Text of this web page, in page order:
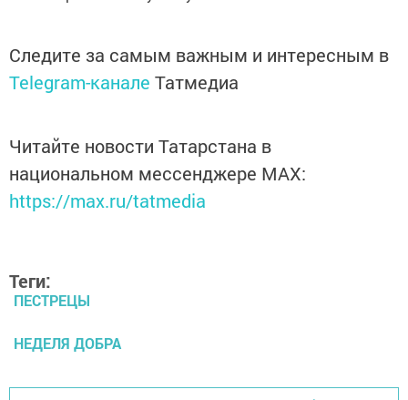
Следите за самым важным и интересным в
Telegram-канале Татмедиа
Читайте новости Татарстана в
национальном мессенджере MАХ:
https://max.ru/tatmedia
Теги:
ПЕСТРЕЦЫ
НЕДЕЛЯ ДОБРА